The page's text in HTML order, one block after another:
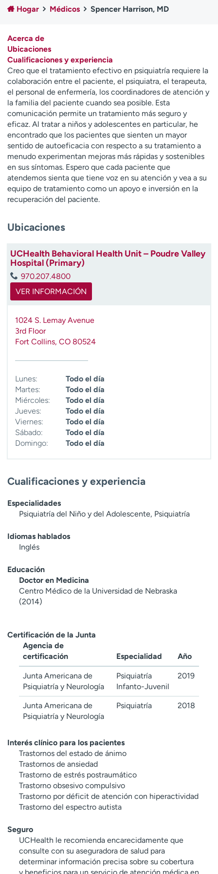
Atención a medios de
comunicación
Contáctenos Noticias e historias
A
y
ú
d
a
m
e
a
e
n
c
o
t
Hogar Médicos Spencer Harrison, MD
Acerca de
Ubicaciones
Cualificaciones y experiencia
Creo que el tratamiento efectivo en psiquiatría requiere la
colaboración entre el paciente, el psiquiatra, el terapeuta,
el personal de enfermería, los coordinadores de atención y
la familia del paciente cuando sea posible. Esta
comunicación permite un tratamiento más seguro y
eficaz. Al tratar a niños y adolescentes en particular, he
encontrado que los pacientes que sienten un mayor
sentido de autoeficacia con respecto a su tratamiento a
menudo experimentan mejoras más rápidas y sostenibles
en sus síntomas. Espero que cada paciente que
atendemos sienta que tiene voz en su atención y vea a su
equipo de tratamiento como un apoyo e inversión en la
recuperación del paciente.
Ubicaciones
UCHealth Behavioral Health Unit – Poudre Valley
Hospital (Primary)
970.207.4800
VER INFORMACIÓN
1024 S. Lemay Avenue
3rd Floor
Fort Collins, CO 80524
Lunes:
Todo el día
Martes:
Todo el día
Miércoles:
Todo el día
Jueves:
Todo el día
Viernes:
Todo el día
Sábado:
Todo el día
Domingo:
Todo el día
Cualificaciones y experiencia
Especialidades
Psiquiatría del Niño y del Adolescente, Psiquiatría
Idiomas hablados
Inglés
Educación
Doctor en Medicina
Centro Médico de la Universidad de Nebraska
(2014)
Certificación de la Junta
Agencia de
certificación
Especialidad Año
Junta Americana de
Psiquiatría y Neurología
Psiquiatría
Infanto-Juvenil
2019
Junta Americana de
Psiquiatría y Neurología
Psiquiatría 2018
Interés clínico para los pacientes
Trastornos del estado de ánimo
Trastornos de ansiedad
Trastorno de estrés postraumático
Trastorno obsesivo compulsivo
Trastorno por déficit de atención con hiperactividad
Trastorno del espectro autista
Seguro
UCHealth le recomienda encarecidamente que
consulte con su aseguradora de salud para
determinar información precisa sobre su cobertura
y beneficios para un servicio de atención médica en